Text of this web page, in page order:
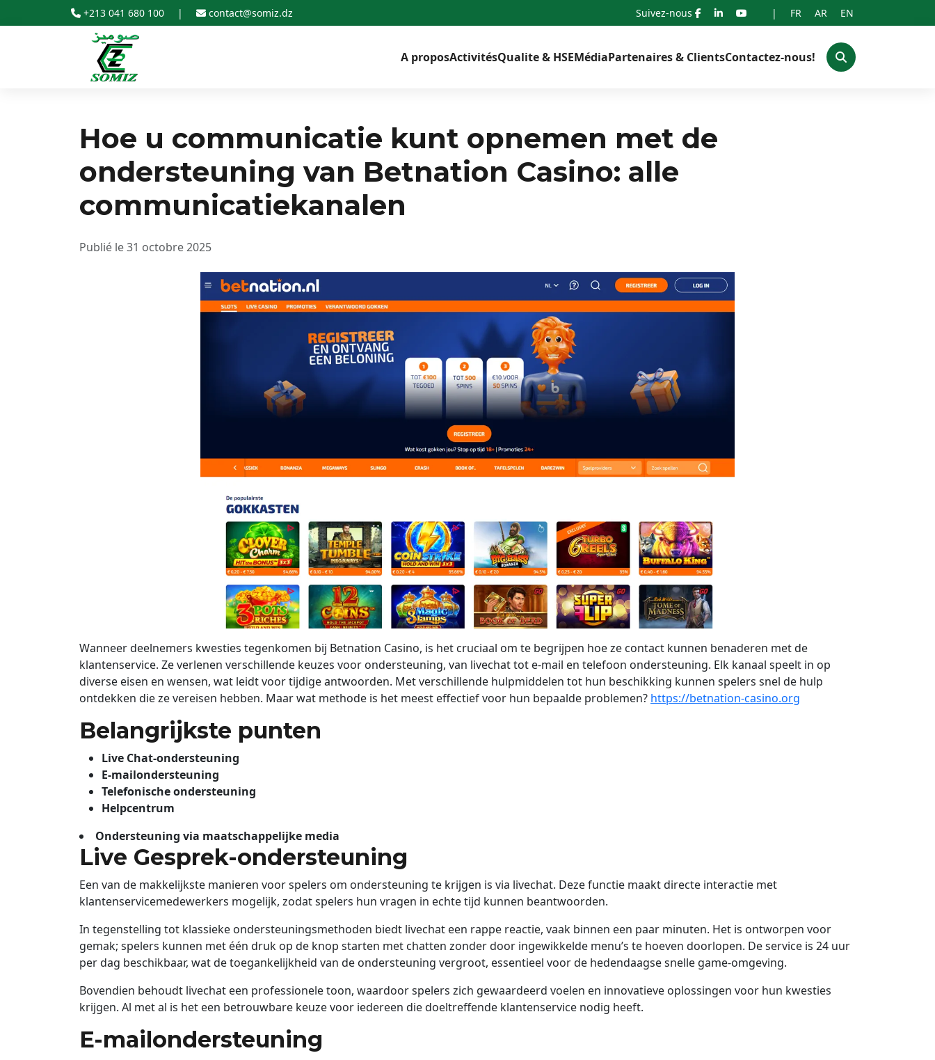
+213 041 680 100 | contact@somiz.dz Suivez-nous | FR AR EN
A proposActivitésQualite & HSEMédiaPartenaires & ClientsContactez-nous!
Hoe u communicatie kunt opnemen met de
ondersteuning van Betnation Casino: alle
communicatiekanalen
Publié le 31 octobre 2025
Wanneer deelnemers kwesties tegenkomen bij Betnation Casino, is het cruciaal om te begrijpen hoe ze contact kunnen benaderen met de
klantenservice. Ze verlenen verschillende keuzes voor ondersteuning, van livechat tot e-mail en telefoon ondersteuning. Elk kanaal speelt in op
diverse eisen en wensen, wat leidt voor tijdige antwoorden. Met verschillende hulpmiddelen tot hun beschikking kunnen spelers snel de hulp
ontdekken die ze vereisen hebben. Maar wat methode is het meest effectief voor hun bepaalde problemen? https://betnation-casino.org
Belangrijkste punten
Live Chat-ondersteuning
E-mailondersteuning
Telefonische ondersteuning
Helpcentrum
Ondersteuning via maatschappelijke media
Live Gesprek-ondersteuning
Een van de makkelijkste manieren voor spelers om ondersteuning te krijgen is via livechat. Deze functie maakt directe interactie met
klantenservicemedewerkers mogelijk, zodat spelers hun vragen in echte tijd kunnen beantwoorden.
In tegenstelling tot klassieke ondersteuningsmethoden biedt livechat een rappe reactie, vaak binnen een paar minuten. Het is ontworpen voor
gemak; spelers kunnen met één druk op de knop starten met chatten zonder door ingewikkelde menu’s te hoeven doorlopen. De service is 24 uur
per dag beschikbaar, wat de toegankelijkheid van de ondersteuning vergroot, essentieel voor de hedendaagse snelle game-omgeving.
Bovendien behoudt livechat een professionele toon, waardoor spelers zich gewaardeerd voelen en innovatieve oplossingen voor hun kwesties
krijgen. Al met al is het een betrouwbare keuze voor iedereen die doeltreffende klantenservice nodig heeft.
E-mailondersteuning